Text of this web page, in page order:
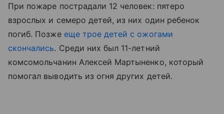
При пожаре пострадали 12 человек: пятеро
взрослых и семеро детей, из них один ребенок
погиб. Позже еще трое детей с ожогами
скончались. Среди них был 11-летний
комсомольчанин Алексей Мартыненко, который
помогал выводить из огня других детей.